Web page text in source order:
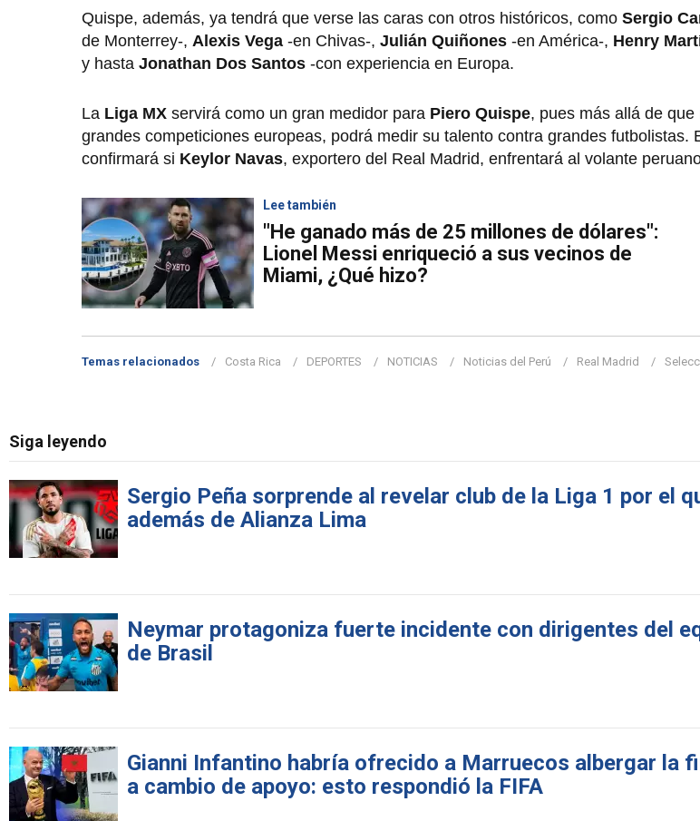
Quispe, además, ya tendrá que verse las caras con otros históricos, como Sergio
de Monterrey-, Alexis Vega -en Chivas-, Julián Quiñones -en América-, Henry
y hasta Jonathan Dos Santos -con experiencia en Europa.
La Liga MX servirá como un gran medidor para Piero Quispe, pues más allá de
grandes competiciones europeas, podrá medir su talento contra grandes futbolistas.
confirmará si Keylor Navas, exportero del Real Madrid, enfrentará al volante
Lee también
"He ganado más de 25 millones de dólares":
Lionel Messi enriqueció a sus vecinos de
Miami, ¿Qué hizo?
Temas relacionados Costa Rica DEPORTES NOTICIAS Noticias del Perú Real Madrid
Siga leyendo
Sergio Peña sorprende al revelar club de la Liga 1 por el
además de Alianza Lima
Neymar protagoniza fuerte incidente con dirigentes del
de Brasil
Gianni Infantino habría ofrecido a Marruecos albergar la
a cambio de apoyo: esto respondió la FIFA